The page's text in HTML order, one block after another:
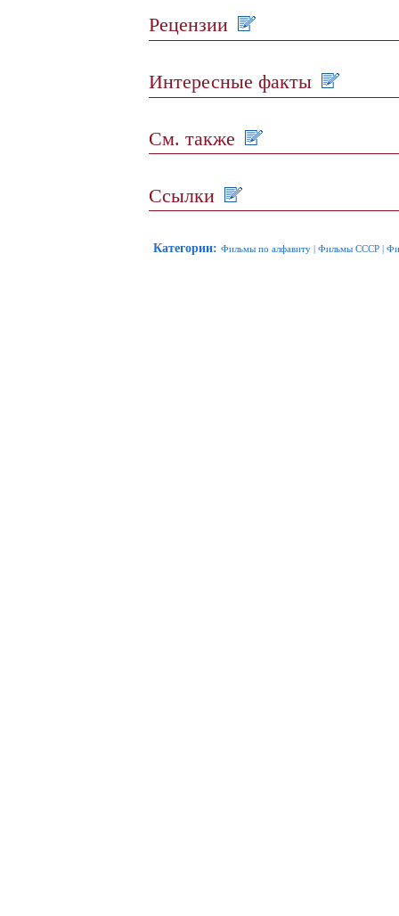
Рецензии
Интересные факты
См. также
Ссылки
Категории: Фильмы по алфавиту | Фильмы СССР |